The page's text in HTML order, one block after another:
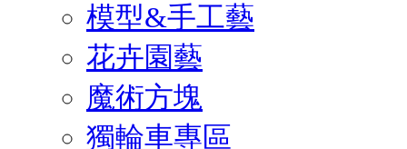
模型&手工藝
花卉園藝
魔術方塊
獨輪車專區